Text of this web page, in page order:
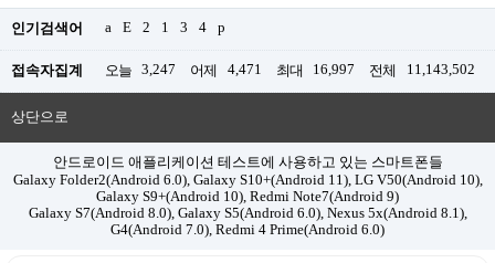
인기검색어 a E 2 1 3 4 p
접속자집계 오늘 3,247 어제 4,471 최대 16,997 전체 11,143,502
상단으로
안드로이드 애플리케이션 테스트에 사용하고 있는 스마트폰들
Galaxy Folder2(Android 6.0), Galaxy S10+(Android 11), LG V50(Android 10),
Galaxy S9+(Android 10), Redmi Note7(Android 9)
Galaxy S7(Android 8.0), Galaxy S5(Android 6.0), Nexus 5x(Android 8.1),
G4(Android 7.0), Redmi 4 Prime(Android 6.0)